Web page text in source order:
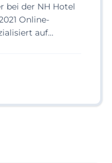
bei der NH Hotel
Online-
auf